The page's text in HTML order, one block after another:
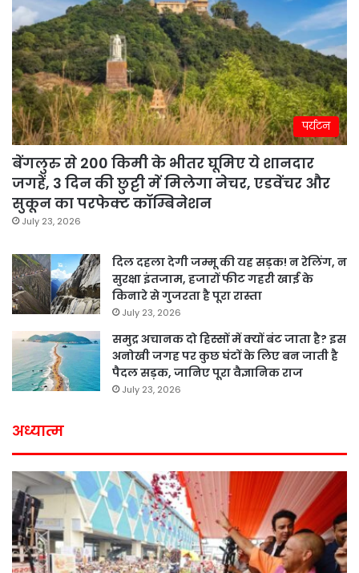
पर्यटन
बेंगलुरु से 200 किमी के भीतर घूमिए ये शानदार
जगहें, 3 दिन की छुट्टी में मिलेगा नेचर, एडवेंचर और
सुकून का परफेक्ट कॉम्बिनेशन
July 23, 2026
दिल दहला देगी जम्मू की यह सड़क! न रेलिंग, न
सुरक्षा इंतजाम, हजारों फीट गहरी खाई के
किनारे से गुजरता है पूरा रास्ता
July 23, 2026
समुद्र अचानक दो हिस्सों में क्यों बंट जाता है? इस
अनोखी जगह पर कुछ घंटों के लिए बन जाती है
पैदल सड़क, जानिए पूरा वैज्ञानिक राज
July 23, 2026
अध्यात्म